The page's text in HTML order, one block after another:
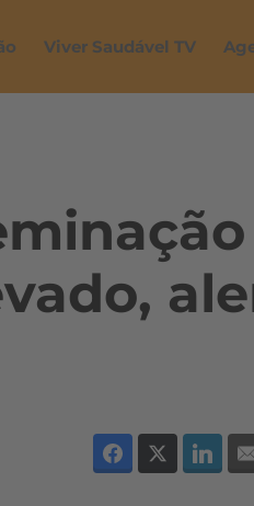
Viver Saudável TV